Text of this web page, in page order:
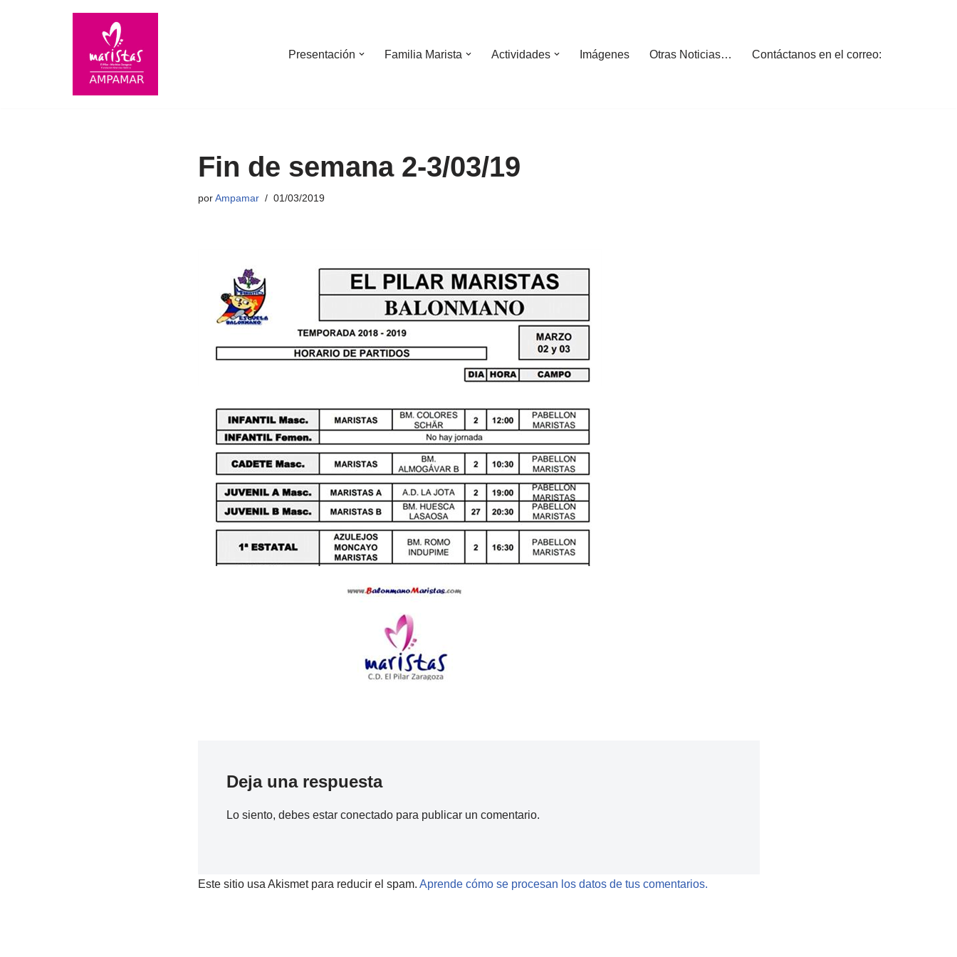
Presentación Familia Marista Actividades Imágenes Otras Noticias… Contáctanos en el correo:
Fin de semana 2-3/03/19
porAmpamar 01/03/2019
Deja una respuesta
Lo siento, debes estar conectadopara publicar un comentario.
Este sitio usa Akismet para reducir el spam. Aprende cómo se procesan los datos de tus comentarios.